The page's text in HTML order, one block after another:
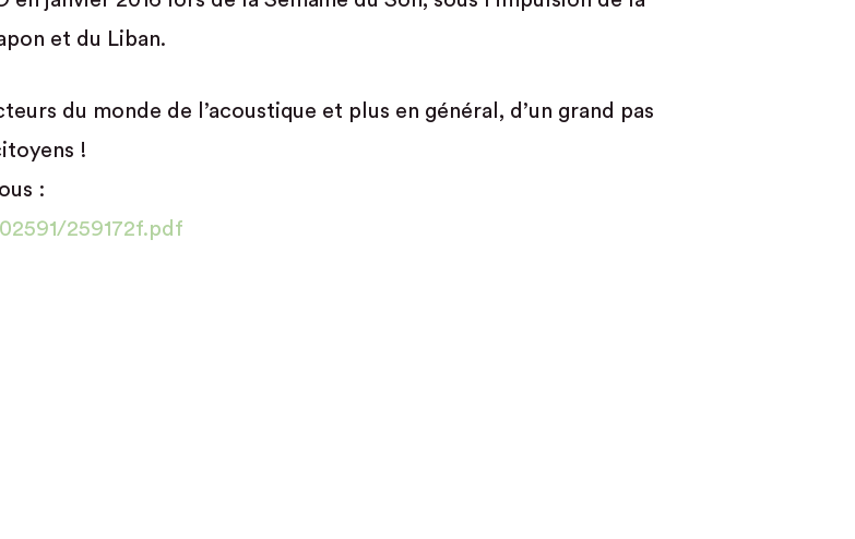
et du Liban.
du monde de l’acoustique et plus en général, d’un grand pas
!
:
259172f.pdf